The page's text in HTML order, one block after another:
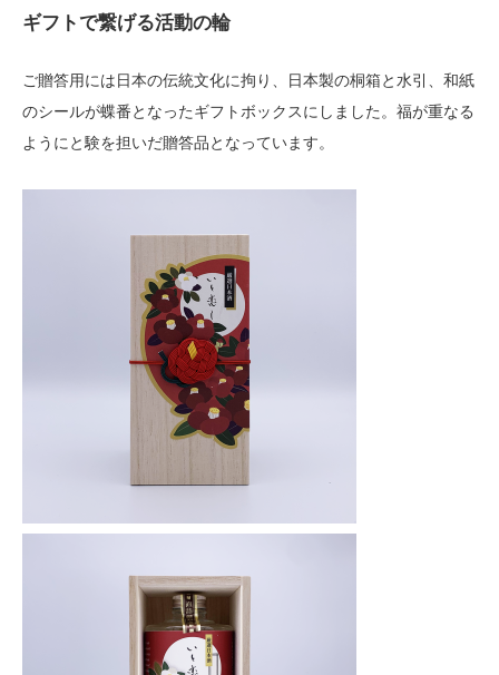
ギフトで繋げる活動の輪
ご贈答用には日本の伝統文化に拘り、日本製の桐箱と水引、和紙
のシールが蝶番となったギフトボックスにしました。福が重なる
ようにと験を担いだ贈答品となっています。